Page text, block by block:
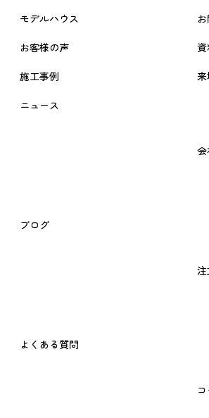
モデルハウス
お客様の声
施工事例
ニュース
ブログ
よくある質問